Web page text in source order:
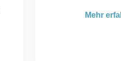
Mehr